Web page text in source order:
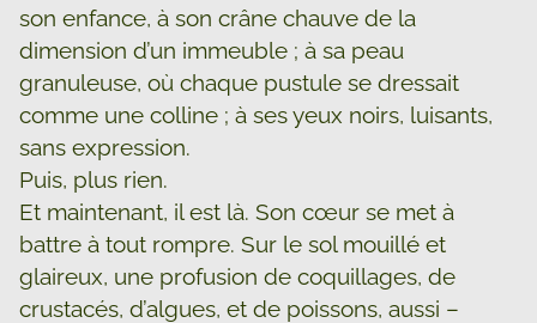
son enfance, à son crâne chauve de la
dimension d’un immeuble ; à sa peau
granuleuse, où chaque pustule se dressait
comme une colline ; à ses yeux noirs, luisants,
sans expression.
Puis, plus rien.
Et maintenant, il est là. Son cœur se met à
battre à tout rompre. Sur le sol mouillé et
glaireux, une profusion de coquillages, de
crustacés, d’algues, et de poissons, aussi –